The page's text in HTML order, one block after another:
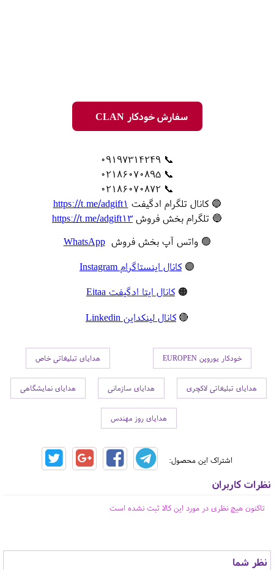
سفارش خودکار CLAN
📞 09197314249
📞 02186070895
📞 02186070872
🔵 کانال تلگرام ادگیفت https://t.me/adgift1
🔵 تلگرام بخش فروش https://t.me/adgift13
🟢 واتس آپ بخش فروشWhatsApp
🟣 کانال اینستاگرام Instagram
🟠 کانال ایتا ادگیفت Eitaa
🔴 کانال لینکداین Linkedin
خودکار یوروپن EUROPEN هدایای تبلیغاتی خاص
هدایای تبلیغاتی لاکچری هدایای سازمانی هدایای نمایشگاهی
هدایای روز مهندس
اشتراک این محصول:
نظرات کاربران
تاکنون هیچ نظری در مورد این کالا ثبت نشده است
نظر شما